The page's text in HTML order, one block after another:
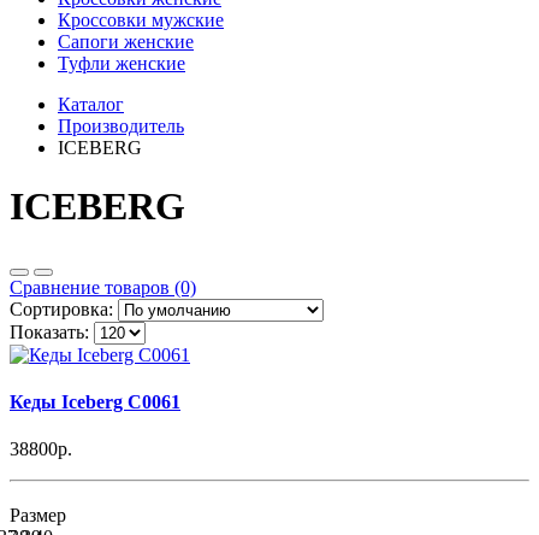
Кроссовки мужские
Сапоги женские
Туфли женские
Каталог
Производитель
ICEBERG
ICEBERG
Сравнение товаров (0)
Сортировка:
Показать:
Кеды Iceberg C0061
38800р.
Размер